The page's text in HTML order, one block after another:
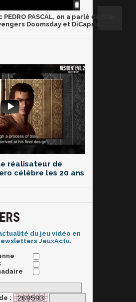
PASCAL, on a parlé de Star
Doomsday et DiCaprio
réalisateur de
célèbre les 20 ans
du jeu vidéo en
JeuxActu.
: